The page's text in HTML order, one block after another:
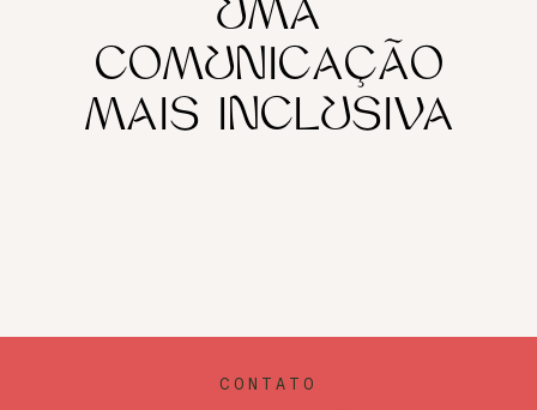
UMA
COMUNICAÇÃO
MAIS INCLUSIVA
CONTATO